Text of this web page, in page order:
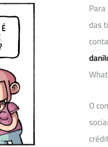
das
O